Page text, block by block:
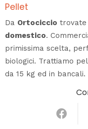
Pellet
Da Ortociccio
domestico.
primissima scelta,
biologici. Trattiamo
da 15 kg ed in bancali.